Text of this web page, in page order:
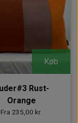
Køb
Rust-
Orange
Fra 235,00 kr.